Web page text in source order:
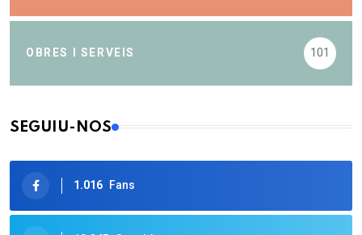
OBRES I SERVEIS 101
SEGUIU-NOS
1.016 Fans